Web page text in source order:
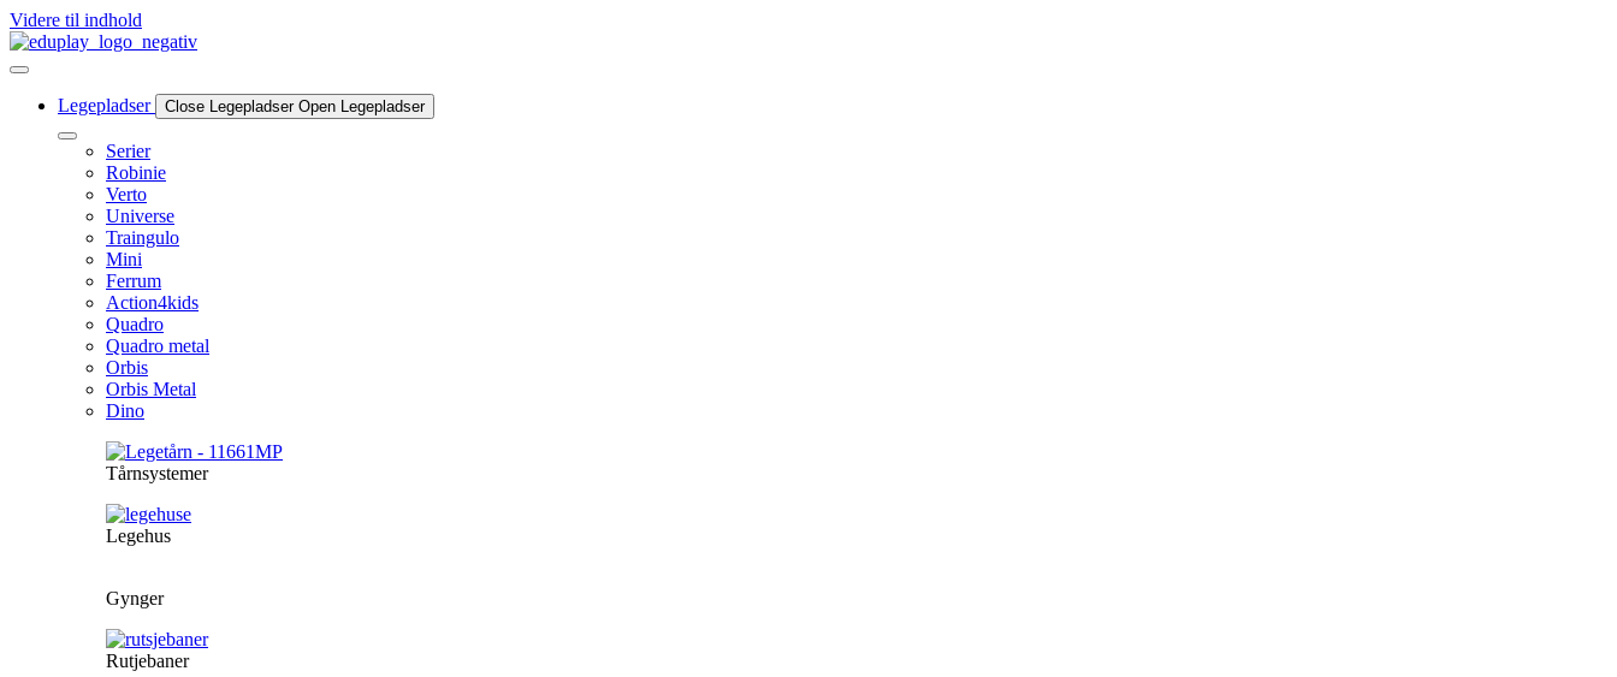
Videre til indhold
Legepladser Close Legepladser Open Legepladser
Serier
Robinie
Verto
Universe
Traingulo
Mini
Ferrum
Action4kids
Quadro
Quadro metal
Orbis
Orbis Metal
Dino
Tårnsystemer
Legehus
Gynger
Rutjebaner